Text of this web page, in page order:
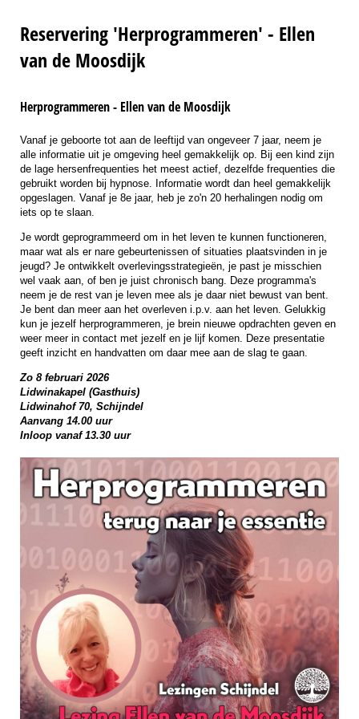
Reservering 'Herprogrammeren' - Ellen
van de Moosdijk
Herprogrammeren - Ellen van de Moosdijk
Vanaf je geboorte tot aan de leeftijd van ongeveer 7 jaar, neem je
alle informatie uit je omgeving heel gemakkelijk op. Bij een kind zijn
de lage hersenfrequenties het meest actief, dezelfde frequenties die
gebruikt worden bij hypnose. Informatie wordt dan heel gemakkelijk
opgeslagen. Vanaf je 8e jaar, heb je zo'n 20 herhalingen nodig om
iets op te slaan.
Je wordt geprogrammeerd om in het leven te kunnen functioneren,
maar wat als er nare gebeurtenissen of situaties plaatsvinden in je
jeugd? Je ontwikkelt overlevingsstrategieën, je past je misschien
wel vaak aan, of ben je juist chronisch bang. Deze programma's
neem je de rest van je leven mee als je daar niet bewust van bent.
Je bent dan meer aan het overleven i.p.v. aan het leven. Gelukkig
kun je jezelf herprogrammeren, je brein nieuwe opdrachten geven en
weer meer in contact met jezelf en je lijf komen. Deze presentatie
geeft inzicht en handvatten om daar mee aan de slag te gaan.
Zo 8 februari 2026
Lidwinakapel (Gasthuis)
Lidwinahof 70, Schijndel
Aanvang 14.00 uur
Inloop vanaf 13.30 uur